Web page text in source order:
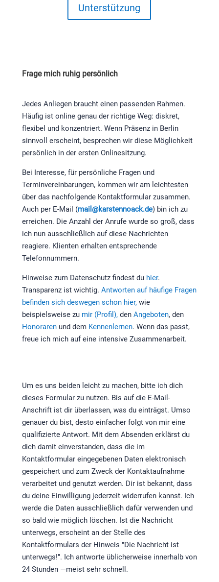
Unterstützung
Frage mich ruhig persönlich
Jedes Anliegen braucht einen passenden Rahmen.
Häufig ist online genau der richtige Weg: diskret,
flexibel und konzentriert. Wenn Präsenz in Berlin
sinnvoll erscheint, besprechen wir diese Möglichkeit
persönlich in der ersten Onlinesitzung.
Bei Interesse, für persönliche Fragen und
Terminvereinbarungen, kommen wir am leichtesten
über das nachfolgende Kontaktformular zusammen.
Auch per E-Mail (mail@karstennoack.de) bin ich zu
erreichen. Die Anzahl der Anrufe wurde so groß, dass
ich nun ausschließlich auf diese Nachrichten
reagiere. Klienten erhalten entsprechende
Telefonnummern.
Hinweise zum Datenschutz findest du hier.
Transparenz ist wichtig. Antworten auf häufige Fragen
befinden sich deswegen schon hier,wie
beispielsweise zu mir (Profil),den Angeboten, den
Honorarenund dem Kennenlernen. Wenn das passt,
freue ich mich auf eine intensive Zusammenarbeit.
Um es uns beiden leicht zu machen, bitte ich dich
dieses Formular zu nutzen. Bis auf die E-Mail-
Anschrift ist dir überlassen, was du einträgst. Umso
genauer du bist, desto einfacher folgt von mir eine
qualifizierte Antwort. Mit dem Absenden erklärst du
dich damit einverstanden, dass die im
Kontaktformular eingegebenen Daten elektronisch
gespeichert und zum Zweck der Kontaktaufnahme
verarbeitet und genutzt werden. Dir ist bekannt, dass
du deine Einwilligung jederzeit widerrufen kannst. Ich
werde die Daten ausschließlich dafür verwenden und
so bald wie möglich löschen. Ist die Nachricht
unterwegs, erscheint an der Stelle des
Kontaktformulars der Hinweis "Die Nachricht ist
unterwegs!". Ich antworte üblicherweise innerhalb von
24 Stunden —meist sehr schnell.